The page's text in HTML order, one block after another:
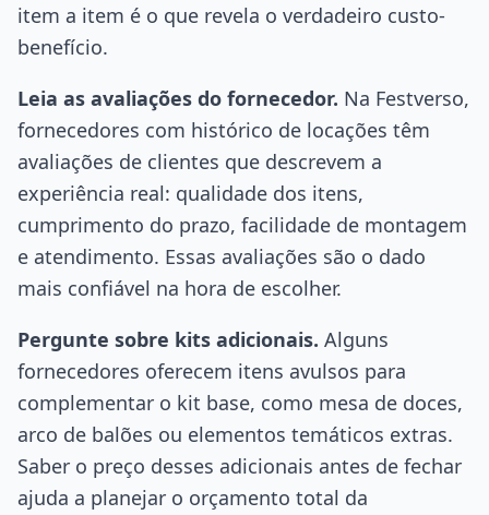
item a item é o que revela o verdadeiro custo-
benefício.
Leia as avaliações do fornecedor. Na Festverso,
fornecedores com histórico de locações têm
avaliações de clientes que descrevem a
experiência real: qualidade dos itens,
cumprimento do prazo, facilidade de montagem
e atendimento. Essas avaliações são o dado
mais confiável na hora de escolher.
Pergunte sobre kits adicionais. Alguns
fornecedores oferecem itens avulsos para
complementar o kit base, como mesa de doces,
arco de balões ou elementos temáticos extras.
Saber o preço desses adicionais antes de fechar
ajuda a planejar o orçamento total da